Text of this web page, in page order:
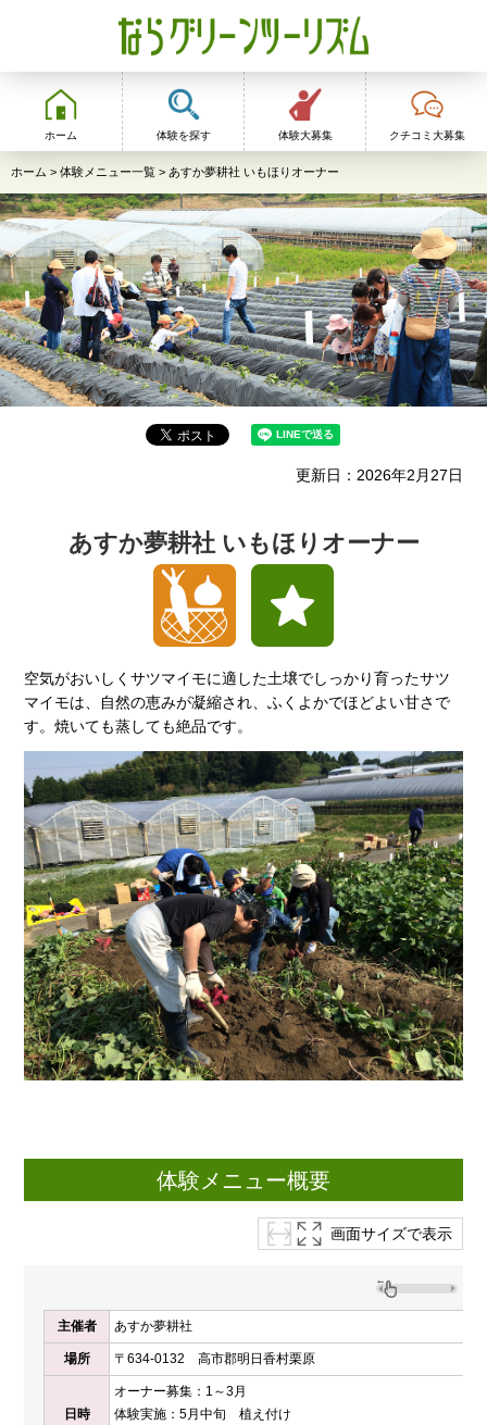
ならグリーンツーリ
ズム
ホーム 体験を探す 体験大募集 クチコミ大募集
ホーム > 体験メニュー一覧 > あすか夢耕社 いもほりオーナー
更新日：2026年2月27日
あすか夢耕社 いもほりオーナー
空気がおいしくサツマイモに適した土壌でしっかり育ったサツ
マイモは、自然の恵みが凝縮され、ふくよかでほどよい甘さで
す。焼いても蒸しても絶品です。
体験メニュー概要
画面サイズで表示
主催者 あすか夢耕社
場所 〒634-0132 高市郡明日香村栗原
日時
オーナー募集：1～3月
体験実施：5月中旬 植え付け